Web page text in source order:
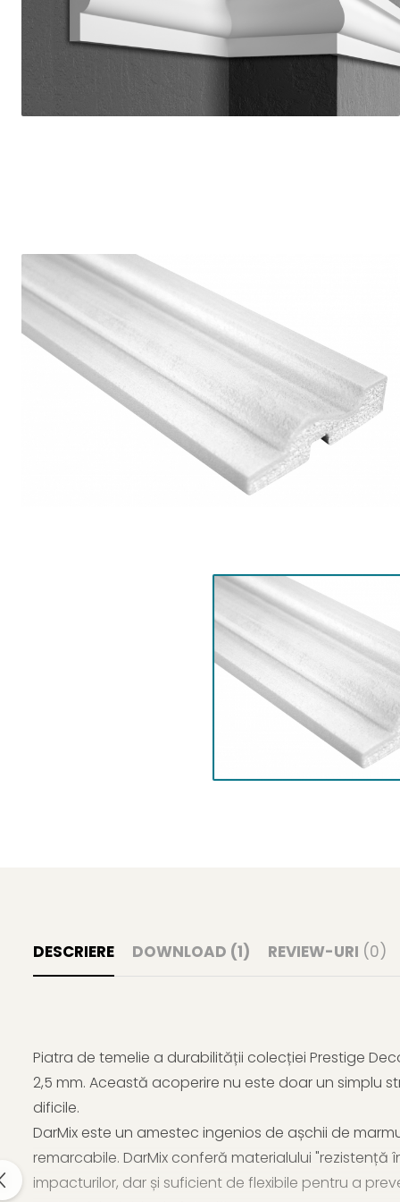
Coloane din poliuretan
Pilastri poliuretan
Profile decorative din polimer
rigid
DESCRIERE DOWNLOAD (1) REVIEW-URI (0)
Piatra de temelie a durabilității colecției Prestige
2,5 mm. Această acoperire nu este doar un
dificile.
DarMix este un amestec ingenios de așchii de
remarcabile. DarMix conferă materialului
impacturilor, dar și suficient de flexibile pentru a